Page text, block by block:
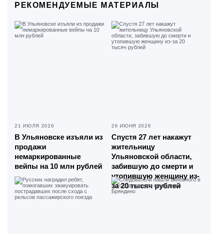
РЕКОМЕНДУЕМЫЕ МАТЕРИАЛЫ
21 ИЮЛЯ 2026
В Ульяновске изъяли из
продажи
немаркированные
вейпы на 10 млн рублей
26 ИЮНЯ 2026
Спустя 27 лет накажут
жительницу
Ульяновской области,
забившую до смерти и
утопившую женщину из-
за 20 тысяч рублей